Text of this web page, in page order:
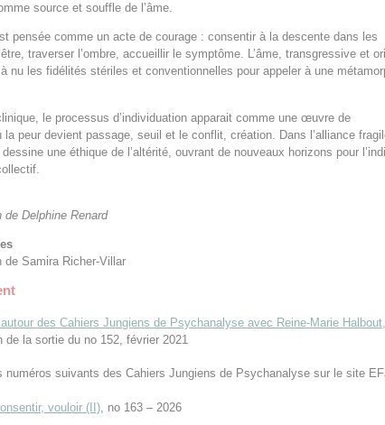
source et souffle de l’âme.
pensée comme un acte de courage : consentir à la descente dans les
traverser l’ombre, accueillir le symptôme. L’âme, transgressive et
nu les fidélités stériles et conventionnelles pour appeler à une
le processus d’individuation apparait comme une œuvre de
la peur devient passage, seuil et le conflit, création. Dans l’alliance
une éthique de l’altérité, ouvrant de nouveaux horizons pour
Delphine Renard
de Samira Richer-Villar
des Cahiers Jungiens de Psychanalyse avec Reine-Marie Halbout,
de la sortie du no 152, février 2021
numéros suivants des Cahiers Jungiens de Psychanalyse sur le site
vouloir (II) , no 163 – 2026